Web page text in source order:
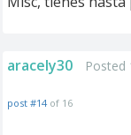
aracely30 Posted
post #14 of 16